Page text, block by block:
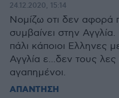
24.12.2020, 15:14
Νομίζω οτι δεν αφορά
συμβαίνει στην
πάλι κάποιοι Ελληνες
Αγγλία ε...δεν τους
αγαπημένοι.
ΑΠΑΝΤΗΣΗ